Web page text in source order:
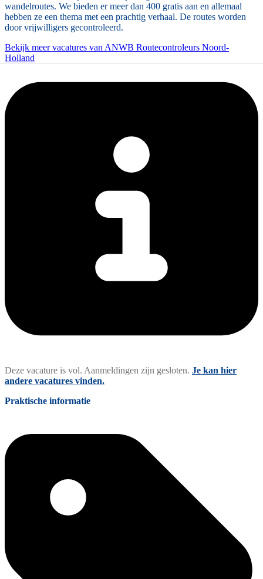
wandelroutes. We bieden er meer dan 400 gratis aan en allemaal
hebben ze een thema met een prachtig verhaal. De routes worden
door vrijwilligers gecontroleerd.
Bekijk meer vacatures van ANWB Routecontroleurs Noord-
Holland
Deze vacature is vol. Aanmeldingen zijn gesloten. Je kan hier
andere vacatures vinden.
Praktische informatie